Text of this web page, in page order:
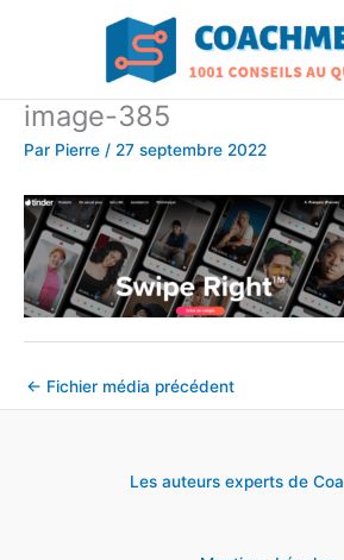
image-385
Par Pierre / 27 septembre 2022
← Fichier média précédent
Les auteurs experts de